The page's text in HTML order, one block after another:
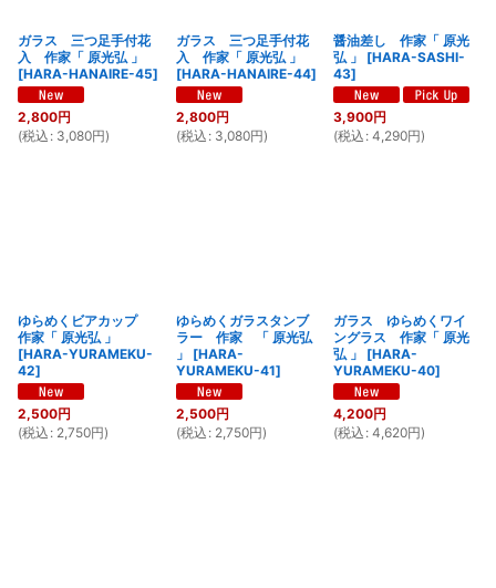
ガラス 三つ足手付花
入 作家「 原光弘 」
[HARA-HANAIRE-45]
2,800円
(税込 : 3,080円)
ガラス 三つ足手付花
入 作家「 原光弘 」
[HARA-HANAIRE-44]
2,800円
(税込 : 3,080円)
醤油差し 作家「 原光
弘 」
[HARA-SASHI-
43]
3,900円
(税込 : 4,290円)
ゆらめくビアカップ
作家「 原光弘 」
[HARA-YURAMEKU-
42]
2,500円
(税込 : 2,750円)
ゆらめくガラスタンブ
ラー 作家 「 原光弘
」
[HARA-
YURAMEKU-41]
2,500円
(税込 : 2,750円)
ガラス ゆらめくワイ
ングラス 作家「 原光
弘 」
[HARA-
YURAMEKU-40]
4,200円
(税込 : 4,620円)